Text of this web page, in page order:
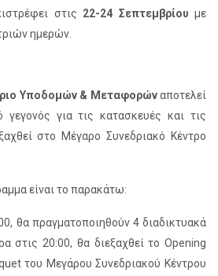
στις 22-24 Σεπτεμβρίου με
ημερών.
Υποδομών & Μεταφορώναποτελεί
γεγονός για τις κατασκευές και τις
στο Μέγαρο Συνεδριακό Κέντρο
είναι το παρακάτω:
θα πραγματοποιηθούν 4 διαδικτυακά
στις 20:00, θα διεξαχθεί το Opening
του Μεγάρου Συνεδριακού Κέντρου